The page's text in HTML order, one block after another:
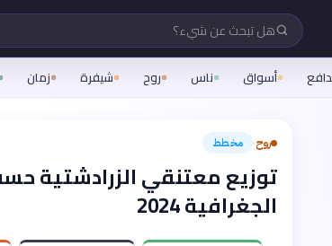
هل تبحث عن شيء؟
أسواق ناس روح شيفرة زمان
روح› مخطط
توزيع معتنقي الزرادشتية
الجغرافية 2024